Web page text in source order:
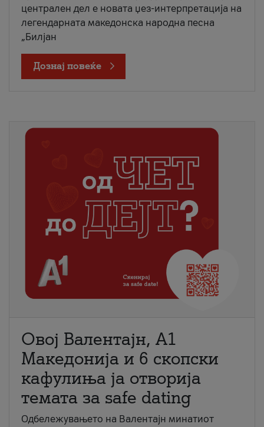
централен дел е новата џез-интерпретација на
легендарната македонска народна песна
„Билјан
Дознај повеќе
Овој Валентајн, A1
Македонија и 6 скопски
кафулиња ја отворија
темата за safe dating
Одбележувањето на Валентајн минатиот